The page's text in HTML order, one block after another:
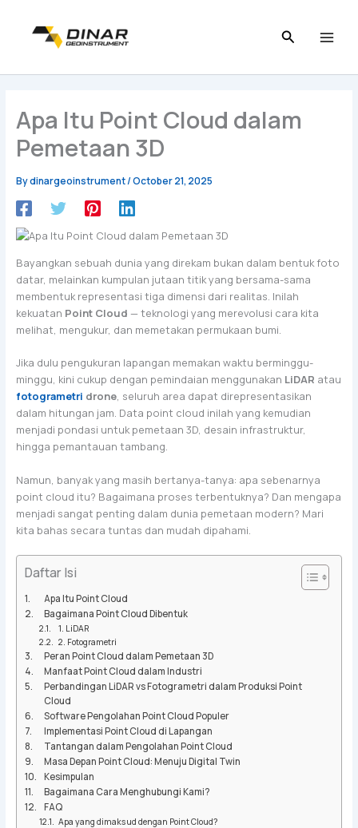
Apa Itu Point Cloud dalam
Pemetaan 3D
Bydinargeoinstrument/October 21, 2025
Bayangkan sebuah dunia yang direkam bukan dalam bentuk foto
datar, melainkan kumpulan jutaan titik yang bersama-sama
membentuk representasi tiga dimensi dari realitas. Inilah
kekuatan Point Cloud — teknologi yang merevolusi cara kita
melihat, mengukur, dan memetakan permukaan bumi.
Jika dulu pengukuran lapangan memakan waktu berminggu-
minggu, kini cukup dengan pemindaian menggunakan LiDAR atau
fotogrametri drone, seluruh area dapat direpresentasikan
dalam hitungan jam. Data point cloud inilah yang kemudian
menjadi pondasi untuk pemetaan 3D, desain infrastruktur,
hingga pemantauan tambang.
Namun, banyak yang masih bertanya-tanya: apa sebenarnya
point cloud itu? Bagaimana proses terbentuknya? Dan mengapa
menjadi sangat penting dalam dunia pemetaan modern? Mari
kita bahas secara tuntas dan mudah dipahami.
Daftar Isi
Apa Itu Point Cloud
Bagaimana Point Cloud Dibentuk
1. LiDAR
2. Fotogrametri
Peran Point Cloud dalam Pemetaan 3D
Manfaat Point Cloud dalam Industri
Perbandingan LiDAR vs Fotogrametri dalam Produksi Point
Cloud
Software Pengolahan Point Cloud Populer
Implementasi Point Cloud di Lapangan
Tantangan dalam Pengolahan Point Cloud
Masa Depan Point Cloud: Menuju Digital Twin
Kesimpulan
Bagaimana Cara Menghubungi Kami?
FAQ
Apa yang dimaksud dengan Point Cloud?